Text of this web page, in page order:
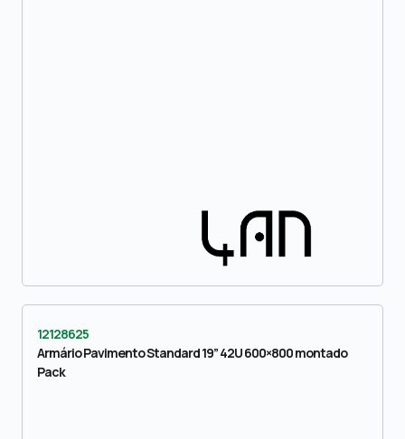
12128625
Armário Pavimento Standard 19” 42U 600×800 montado
Pack